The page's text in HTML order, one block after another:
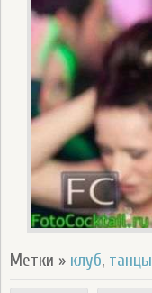
Метки » клуб, танцы